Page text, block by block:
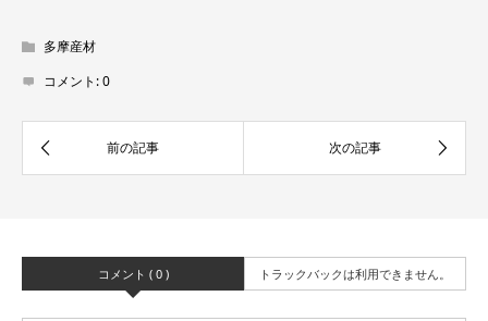
多摩産材
コメント:0
コメント ( 0 ) トラックバックは利用できません。